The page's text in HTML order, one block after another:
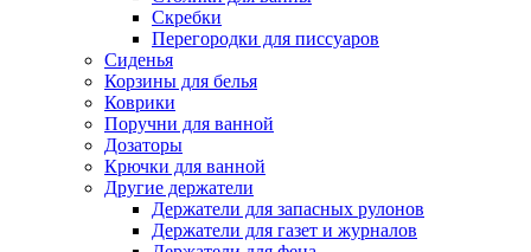
Скребки
Перегородки для писсуаров
Сиденья
Корзины для белья
Коврики
Поручни для ванной
Дозаторы
Крючки для ванной
Другие держатели
Держатели для запасных рулонов
Держатели для газет и журналов